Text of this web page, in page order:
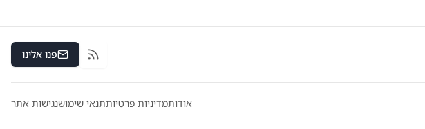
RSS פנו אלינו
אודותמדיניות פרטיותתנאי שימושנגישות אתר